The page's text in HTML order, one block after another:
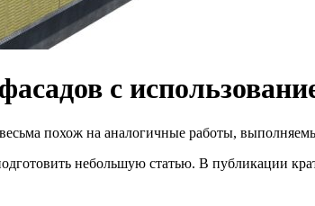
с
похож на аналогичные работы,
небольшую статью. В публикации